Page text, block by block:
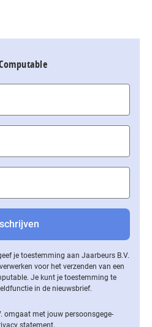
je toestemming aan Jaarbeurs B.V.
voor het verzenden van een
Je kunt je toestemming te
in de nieuwsbrief.
omgaat met jouw per­soons­ge­ge­
statement.